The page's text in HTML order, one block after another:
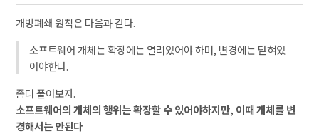
개방폐쇄 원칙은 다음과 같다.
소프트웨어 개체는 확장에는 열려있어야 하며, 변경에는 닫혀있
어야한다.
좀더 풀어보자.
소프트웨어의 개체의 행위는 확장할 수 있어야하지만, 이때 개체를 변
경해서는 안된다